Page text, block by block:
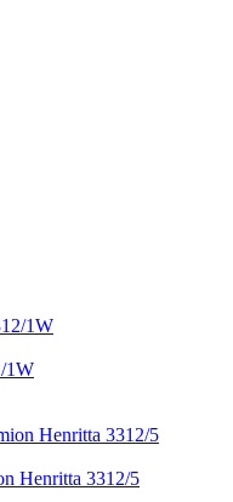
1W
Henritta 3312/5